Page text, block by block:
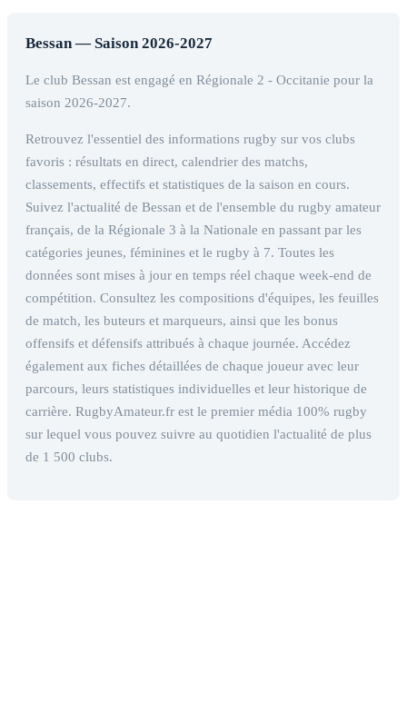
Bessan — Saison 2026-2027
Le club Bessan est engagé en Régionale 2 - Occitanie pour la
saison 2026-2027.
Retrouvez l'essentiel des informations rugby sur vos clubs
favoris : résultats en direct, calendrier des matchs,
classements, effectifs et statistiques de la saison en cours.
Suivez l'actualité de Bessan et de l'ensemble du rugby amateur
français, de la Régionale 3 à la Nationale en passant par les
catégories jeunes, féminines et le rugby à 7. Toutes les
données sont mises à jour en temps réel chaque week-end de
compétition. Consultez les compositions d'équipes, les feuilles
de match, les buteurs et marqueurs, ainsi que les bonus
offensifs et défensifs attribués à chaque journée. Accédez
également aux fiches détaillées de chaque joueur avec leur
parcours, leurs statistiques individuelles et leur historique de
carrière. RugbyAmateur.fr est le premier média 100% rugby
sur lequel vous pouvez suivre au quotidien l'actualité de plus
de 1 500 clubs.